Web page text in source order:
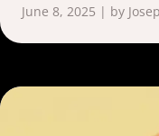
June 8, 2025 | by